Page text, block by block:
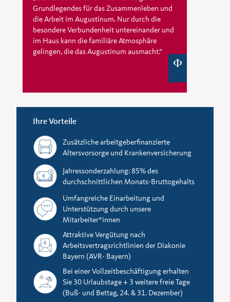
Grundlegendes für das Zusammenleben und
die Arbeit im Augustinum. Nur durch die
besondere Verbundenheit untereinander und
im Haus kann die familiäre Atmosphäre
gelingen, die das Augustinum ausmacht.“
Ihre Vorteile
Zusätzliche arbeitgeberfinanzierte
Altersvorsorge und Krankenversicherung
Jahressonderzahlung: 85% des
durchschnittlichen Monats-Bruttogehalts
Umfangreiche Einarbeitung und
Unterstützung durch unsere
Mitarbeiter*innen
Attraktive Vergütung nach
Arbeitsvertragsrichtlinien der Diakonie
Bayern (AVR- Bayern)
Bei einer Vollzeitbeschäftigung erhalten
Sie 30 Urlaubstage + 3 weitere freie Tage
(Buß- und Bettag, 24. & 31. Dezember)